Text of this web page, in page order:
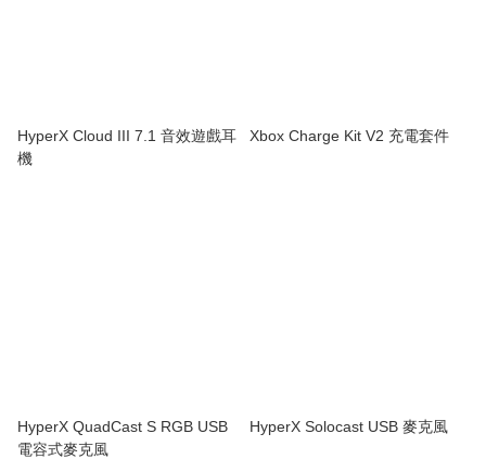
HyperX Cloud III 7.1 音效遊戲耳
機
Xbox Charge Kit V2 充電套件
HyperX QuadCast S RGB USB
電容式麥克風
HyperX Solocast USB 麥克風